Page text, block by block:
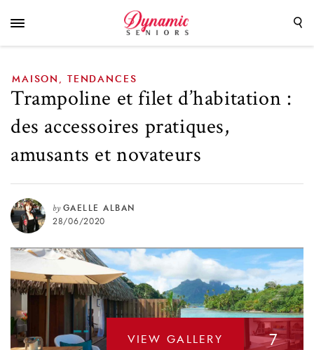
pratiques, amusants et novateurs
MAISON TENDANCES
Trampoline et filet d’habitation :
des accessoires pratiques,
amusants et novateurs
by GAELLE ALBAN
28/06/2020
VIEW GALLERY 7